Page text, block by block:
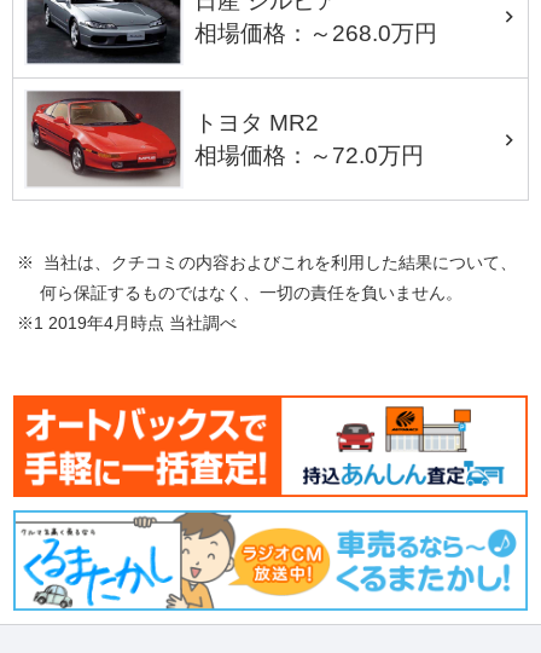
相場価格：～268.0万円
トヨタ MR2
相場価格：～72.0万円
※ 当社は、クチコミの内容およびこれを利用した結果について、
何ら保証するものではなく、一切の責任を負いません。
※1 2019年4月時点 当社調べ